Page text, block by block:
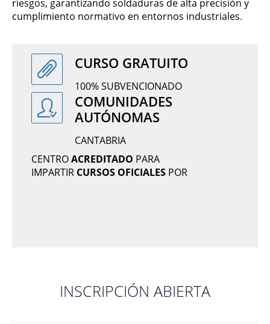
riesgos, garantizando soldaduras de alta precisión y
cumplimiento normativo en entornos industriales.
CURSO GRATUITO
100% SUBVENCIONADO
COMUNIDADES
AUTÓNOMAS
CANTABRIA
CENTROACREDITADO PARA
IMPARTIR CURSOS OFICIALES POR
INSCRIPCIÓN ABIERTA